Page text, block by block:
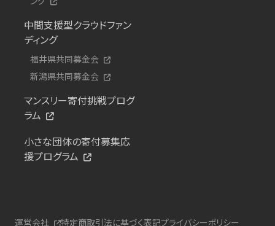
中間支援型クラウドファン
ディング
福井県共同募金会
新潟県共同募金会
マンスリー寄付挑戦プログ
ラム
小さな団体の寄付募集応
援プログラム
運営会社 特定商取引法に基づく表記プライバシーポリシー